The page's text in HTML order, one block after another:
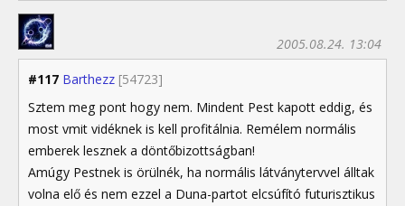
#117 Barthezz [54723]
2005.08.24. 13:04
Sztem meg pont hogy nem. Mindent Pest kapott eddig, és
most vmit vidéknek is kell profitálnia. Remélem normális
emberek lesznek a döntőbizottságban!
Amúgy Pestnek is örülnék, ha normális látványtervvel álltak
volna elő és nem ezzel a Duna-partot elcsúfító futurisztikus